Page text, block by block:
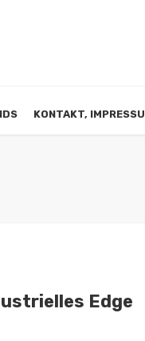
KONTAKT,
Edge